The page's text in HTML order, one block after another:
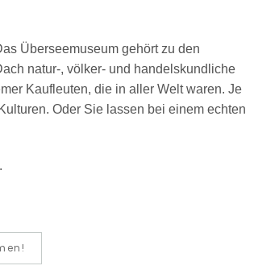
Überseemuseum gehört zu den
natur-, völker- und handelskundliche
Kaufleuten, die in aller Welt waren. Je
Oder Sie lassen bei einem echten